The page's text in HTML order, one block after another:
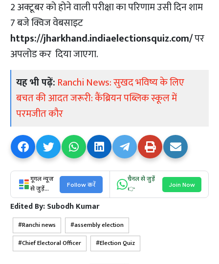
2 अक्टूबर को होने वाली परीक्षा का परिणाम उसी दिन शाम
7 बजे क्विज वेबसाइट
https://jharkhand.indiaelectionsquiz.com/पर
अपलोड कर दिया जाएगा.
यह भी पढ़ें: Ranchi News: सुखद भविष्य के लिए
बचत की आदत जरूरी: कैंब्रियन पब्लिक स्कूल में
परमजीत कौर
गूगल न्यूज
से जुड़ें...
Follow करें
चैनल से जुड़ें
👉
Join Now
Edited By:Subodh Kumar
Ranchi news
assembly election
Chief Electoral Officer
Election Quiz